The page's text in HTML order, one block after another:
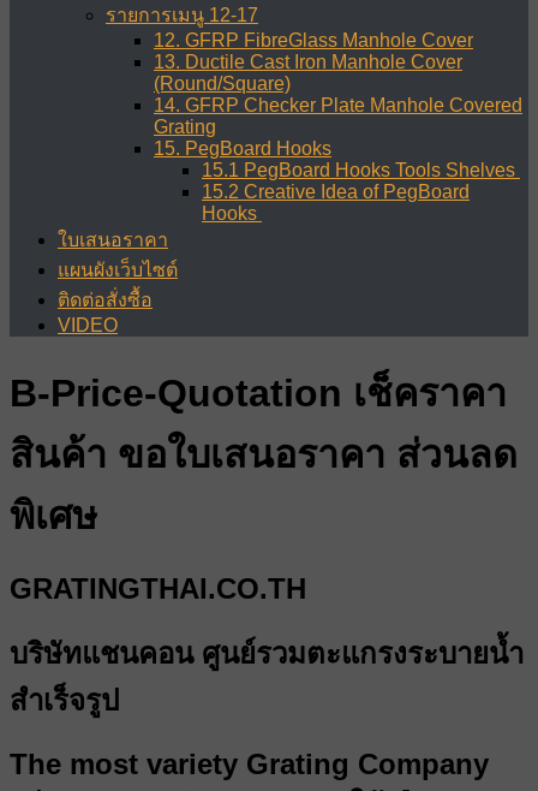
รายการเมนู 12-17
12. GFRP FibreGlass Manhole Cover
13. Ductile Cast Iron Manhole Cover
(Round/Square)
14. GFRP Checker Plate Manhole Covered
Grating
15. PegBoard Hooks
15.1 PegBoard Hooks Tools Shelves
15.2 Creative Idea of PegBoard
Hooks
ใบเสนอราคา
แผนผังเว็บไซต์
ติดต่อสั่งซื้อ
VIDEO
B-Price-Quotation เช็คราคา
สินค้า ขอใบเสนอราคา ส่วนลด
พิเศษ
GRATINGTHAI.CO.TH
บริษัทแชนคอน ศูนย์รวมตะแกรงระบายน้ำ
สำเร็จรูป
The most variety Grating Company